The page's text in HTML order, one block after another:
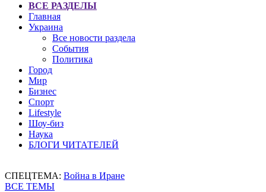
ВСЕ РАЗДЕЛЫ
Главная
Украина
Все новости раздела
События
Политика
Город
Мир
Бизнес
Спорт
Lifestyle
Шоу-биз
Наука
БЛОГИ ЧИТАТЕЛЕЙ
СПЕЦТЕМА: Война в Иране
ВСЕ ТЕМЫ